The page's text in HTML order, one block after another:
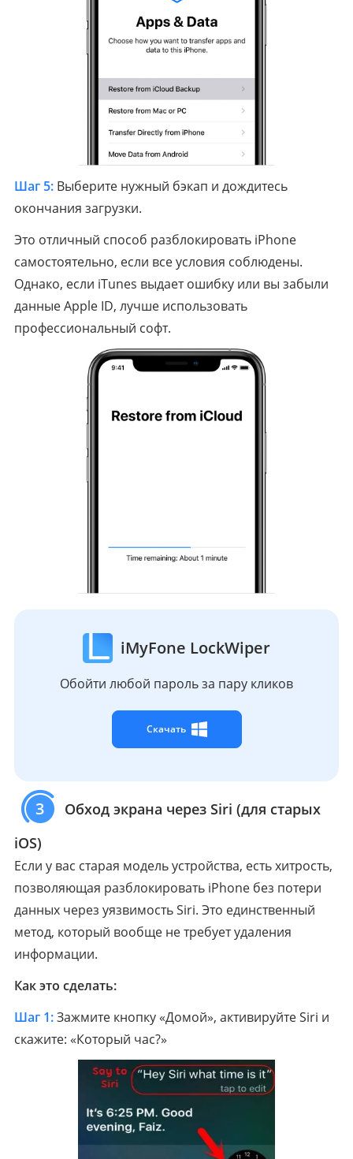
Шаг 5: Выберите нужный бэкап и дождитесь
окончания загрузки.
Это отличный способ разблокировать iPhone
самостоятельно, если все условия соблюдены.
Однако, если iTunes выдает ошибку или вы забыли
данные Apple ID, лучше использовать
профессиональный софт.
iMyFone LockWiper
Обойти любой пароль за пару кликов
Скачать
3
Обход экрана через Siri (для старых
iOS)
Если у вас старая модель устройства, есть хитрость,
позволяющая разблокировать iPhone без потери
данных через уязвимость Siri. Это единственный
метод, который вообще не требует удаления
информации.
Как это сделать:
Шаг 1:Зажмите кнопку «Домой», активируйте Siri и
скажите: «Который час?»